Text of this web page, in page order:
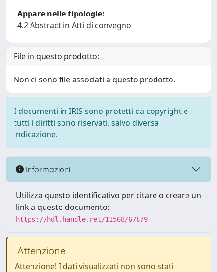
Appare nelle tipologie:
4.2 Abstract in Atti di convegno
File in questo prodotto:
Non ci sono file associati a questo prodotto.
I documenti in IRIS sono protetti da copyright e
tutti i diritti sono riservati, salvo diversa
indicazione.
Informazioni
Utilizza questo identificativo per citare o creare un
link a questo documento:
https://hdl.handle.net/11568/67879
Attenzione
Attenzione! I dati visualizzati non sono stati